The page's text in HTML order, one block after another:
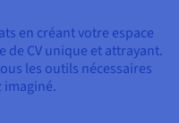
en créant votre espace
CV unique et attrayant.
les outils nécessaires
imaginé.